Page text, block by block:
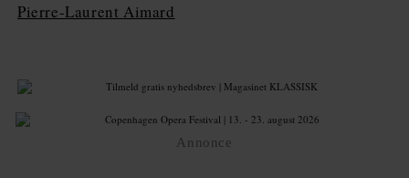
Pierre-Laurent Aimard
Annonce